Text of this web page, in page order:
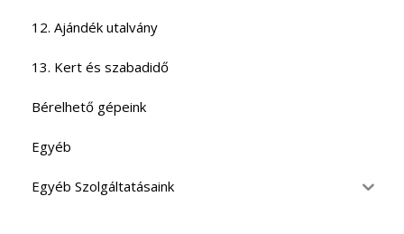
12. Ajándék utalvány
13. Kert és szabadidő
Bérelhető gépeink
Egyéb
Egyéb Szolgáltatásaink